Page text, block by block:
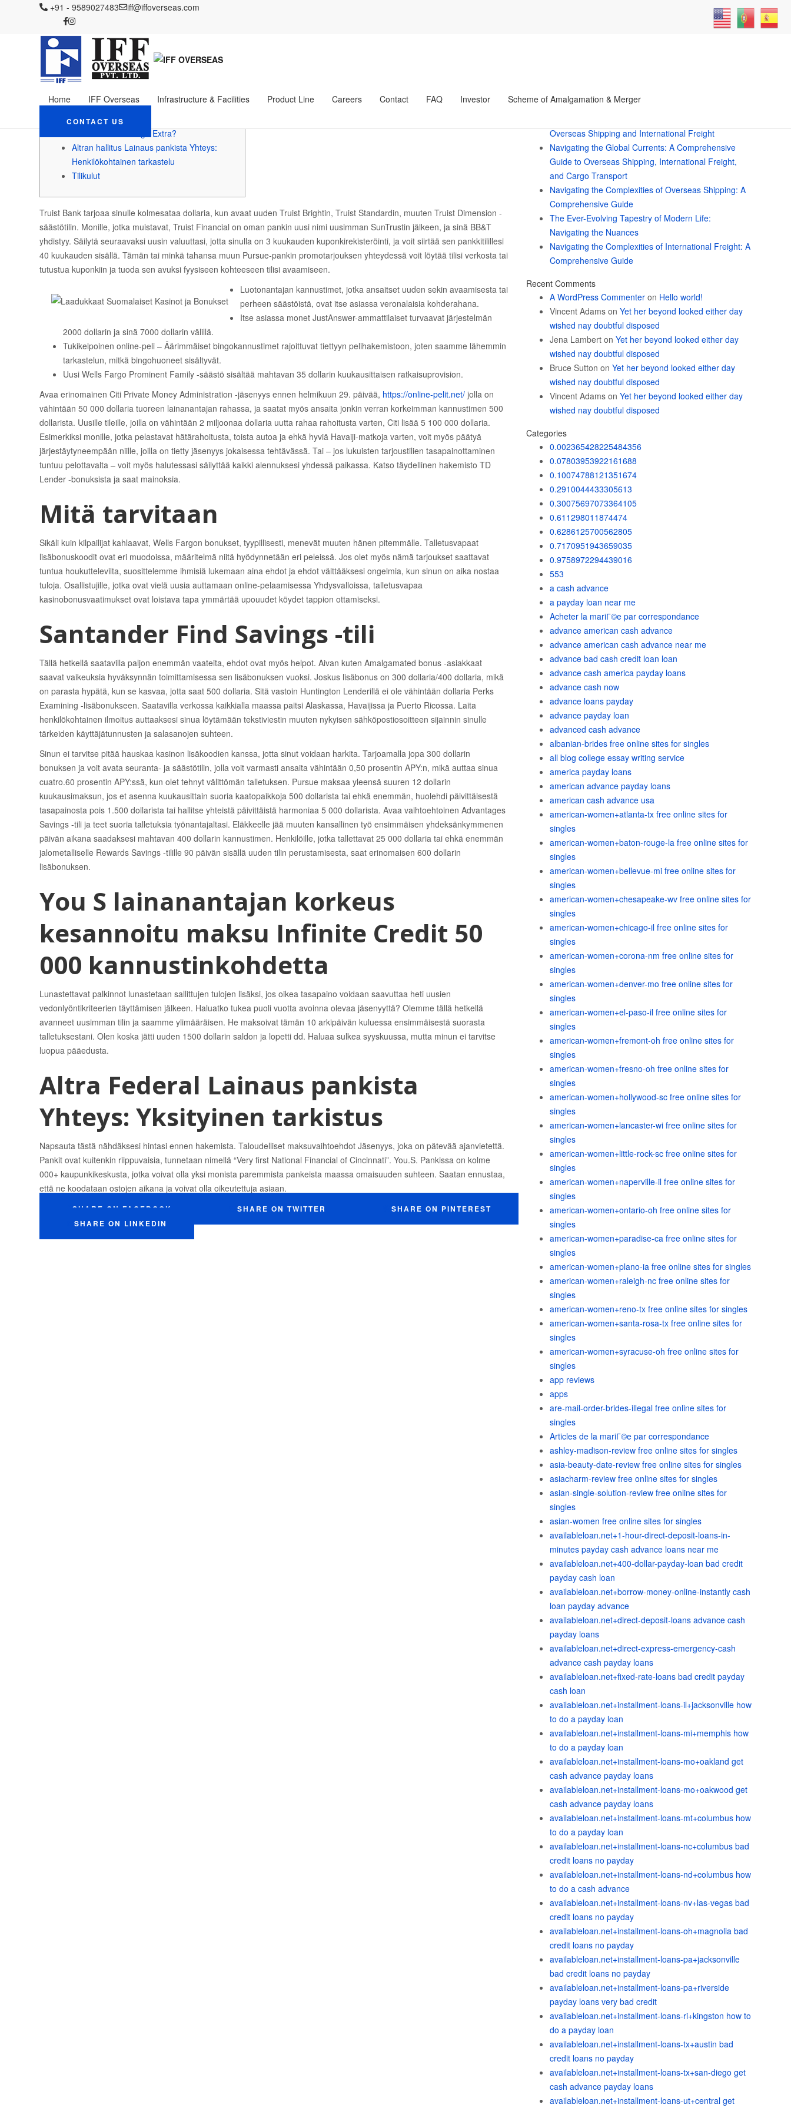
+91 - 9589027483 iff@iffoverseas.com
Home IFF Overseas Infrastructure & Facilities Product Line Careers Contact FAQ Investor Scheme of Amalgamation & Merger
CONTACT US
IFF OVERSEAS Blog Uncategorized Internet-kasino 400 prosentin bonus
Internet-kasino 400 prosentin bonus
March 9, 2024 Admin
Uncategorized
Vaatimukset
Santander Etsi perheen säästöjä
Mikä on Finest Bingo Extra?
Altran hallitus Lainaus pankista Yhteys:
Henkilökohtainen tarkastelu
Tilikulut
Truist Bank tarjoaa sinulle kolmesataa dollaria, kun avaat uuden Truist Brightin, Truist Standardin, muuten Truist Dimension -
säästötilin. Monille, jotka muistavat, Truist Financial on oman pankin uusi nimi uusimman SunTrustin jälkeen, ja sinä BB&T
yhdistyy. Säilytä seuraavaksi uusin valuuttasi, jotta sinulla on 3 kuukauden kuponkirekisteröinti, ja voit siirtää sen pankkitilillesi
40 kuukauden sisällä. Tämän tai minkä tahansa muun Pursue-pankin promotarjouksen yhteydessä voit löytää tilisi verkosta tai
tutustua kuponkiin ja tuoda sen avuksi fyysiseen kohteeseen tilisi avaamiseen.
Luotonantajan kannustimet, jotka ansaitset uuden sekin avaamisesta tai
perheen säästöistä, ovat itse asiassa veronalaisia ​​​​kohderahana.
Itse asiassa monet JustAnswer-ammattilaiset turvaavat järjestelmän
2000 dollarin ja sinä 7000 dollarin välillä.
Tukikelpoinen online-peli – Äärimmäiset bingokannustimet rajoittuvat tiettyyn pelihakemistoon, joten saamme lähemmin
tarkastelun, mitkä bingohuoneet sisältyvät.
Uusi Wells Fargo Prominent Family -säästö sisältää mahtavan 35 dollarin kuukausittaisen ratkaisuprovision.
Avaa erinomainen Citi Private Money Administration -jäsenyys ennen helmikuun 29. päivää, https://online-pelit.net/ jolla on
vähintään 50 000 dollaria tuoreen lainanantajan rahassa, ja saatat myös ansaita jonkin verran korkeimman kannustimen 500
dollarista. Uusille tileille, joilla on vähintään 2 miljoonaa dollaria uutta rahaa rahoitusta varten, Citi lisää 5 100 000 dollaria.
Esimerkiksi monille, jotka pelastavat hätärahoitusta, toista autoa ja ehkä hyviä Havaiji-matkoja varten, voit myös päätyä
järjestäytyneempään niille, joilla on tietty jäsenyys jokaisessa tehtävässä. Tai – jos lukuisten tarjoustilien tasapainottaminen
tuntuu pelottavalta – voit myös halutessasi säilyttää kaikki alennuksesi yhdessä paikassa. Katso täydellinen hakemisto TD
Lender -bonuksista ja saat mainoksia.
Mitä tarvitaan
Sikäli kuin kilpailijat kahlaavat, Wells Fargon bonukset, tyypillisesti, menevät muuten hänen pitemmälle. Talletusvapaat
lisäbonuskoodit ovat eri muodoissa, määritelmä niitä hyödynnetään eri peleissä. Jos olet myös nämä tarjoukset saattavat
tuntua houkuttelevilta, suosittelemme ihmisiä lukemaan aina ehdot ja ehdot välttääksesi ongelmia, kun sinun on aika nostaa
tuloja. Osallistujille, jotka ovat vielä uusia auttamaan online-pelaamisessa Yhdysvalloissa, talletusvapaa
kasinobonusvaatimukset ovat loistava tapa ymmärtää upouudet köydet tappion ottamiseksi.
Santander Find Savings -tili
Tällä hetkellä saatavilla paljon enemmän vaateita, ehdot ovat myös helpot. Aivan kuten Amalgamated bonus -asiakkaat
saavat vaikeuksia hyväksynnän toimittamisessa sen lisäbonuksen vuoksi. Joskus lisäbonus on 300 dollaria/400 dollaria, mikä
on parasta hypätä, kun se kasvaa, jotta saat 500 dollaria. Sitä vastoin Huntington Lenderillä ei ole vähintään dollaria Perks
Examining -lisäbonukseen. Saatavilla verkossa kaikkialla maassa paitsi Alaskassa, Havaijissa ja Puerto Ricossa. Laita
henkilökohtainen ilmoitus auttaaksesi sinua löytämään tekstiviestin muuten nykyisen sähköpostiosoitteen sijainnin sinulle
tärkeiden käyttäjätunnusten ja salasanojen suhteen.
Sinun ei tarvitse pitää hauskaa kasinon lisäkoodien kanssa, jotta sinut voidaan harkita. Tarjoamalla jopa 300 dollarin
bonuksen ja voit avata seuranta- ja säästötilin, jolla voit varmasti ansaita vähintään 0,50 prosentin APY:n, mikä auttaa sinua
cuatro.60 prosentin APY:ssä, kun olet tehnyt välittömän talletuksen. Pursue maksaa yleensä suuren 12 dollarin
kuukausimaksun, jos et asenna kuukausittain suoria kaatopaikkoja 500 dollarista tai ehkä enemmän, huolehdi päivittäisestä
tasapainosta pois 1.500 dollarista tai hallitse yhteistä päivittäistä harmoniaa 5 000 dollarista. Avaa vaihtoehtoinen Advantages
Savings -tili ja teet suoria talletuksia työnantajaltasi. Eläkkeelle jää muuten kansallinen työ ensimmäisen yhdeksänkymmenen
päivän aikana saadaksesi mahtavan 400 dollarin kannustimen. Henkilöille, jotka tallettavat 25 000 dollaria tai ehkä enemmän
jalometalliselle Rewards Savings -tilille 90 päivän sisällä uuden tilin perustamisesta, saat erinomaisen 600 dollarin
lisäbonuksen.
You S lainanantajan korkeus
kesannoitu maksu Infinite Credit 50
000 kannustinkohdetta
Lunastettavat palkinnot lunastetaan sallittujen tulojen lisäksi, jos oikea tasapaino voidaan saavuttaa heti uusien
vedonlyöntikriteerien täyttämisen jälkeen. Haluatko tukea puoli vuotta avoinna olevaa jäsenyyttä? Olemme tällä hetkellä
avanneet uusimman tilin ja saamme ylimääräisen. He maksoivat tämän 10 arkipäivän kuluessa ensimmäisestä suorasta
talletuksestani. Olen koska jätti uuden 1500 dollarin saldon ja lopetti dd. Haluaa sulkea syyskuussa, mutta minun ei tarvitse
luopua pääedusta.
Altra Federal Lainaus pankista
Yhteys: Yksityinen tarkistus
Napsauta tästä nähdäksesi hintasi ennen hakemista. Taloudelliset maksuvaihtoehdot Jäsenyys, joka on pätevää ajanvietettä.
Pankit ovat kuitenkin riippuvaisia, tunnetaan nimellä “Very first National Financial of Cincinnati”. You.S. Pankissa on kolme
000+ kaupunkikeskusta, jotka voivat olla yksi monista paremmista pankeista maassa omaisuuden suhteen. Saatan ennustaa,
että ne koodataan ostojen aikana ja voivat olla oikeutettuja asiaan.
SHARE ON FACEBOOK SHARE ON TWITTER
SHARE ON PINTEREST
SHARE ON LINKEDIN
Recent Posts
Overseas Shipping and International Freight
Navigating the Global Currents: A Comprehensive
Guide to Overseas Shipping, International Freight,
and Cargo Transport
Navigating the Complexities of Overseas Shipping: A
Comprehensive Guide
The Ever-Evolving Tapestry of Modern Life:
Navigating the Nuances
Navigating the Complexities of International Freight: A
Comprehensive Guide
Recent Comments
A WordPress Commenteron Hello world!
Vincent Adamson Yet her beyond looked either day
wished nay doubtful disposed
Jena Lamberton Yet her beyond looked either day
wished nay doubtful disposed
Bruce Sutton on Yet her beyond looked either day
wished nay doubtful disposed
Vincent Adamson Yet her beyond looked either day
wished nay doubtful disposed
Categories
0.002365428225484356
0.07803953922161688
0.10074788121351674
0.2910044433305613
0.30075697073364105
0.611298011874474
0.6286125700562805
0.7170951943659035
0.9758972294439016
553
a cash advance
a payday loan near me
Acheter la mariГ©e par correspondance
advance american cash advance
advance american cash advance near me
advance bad cash credit loan loan
advance cash america payday loans
advance cash now
advance loans payday
advance payday loan
advanced cash advance
albanian-brides free online sites for singles
all blog college essay writing service
america payday loans
american advance payday loans
american cash advance usa
american-women+atlanta-tx free online sites for
singles
american-women+baton-rouge-la free online sites for
singles
american-women+bellevue-mi free online sites for
singles
american-women+chesapeake-wv free online sites for
singles
american-women+chicago-il free online sites for
singles
american-women+corona-nm free online sites for
singles
american-women+denver-mo free online sites for
singles
american-women+el-paso-il free online sites for
singles
american-women+fremont-oh free online sites for
singles
american-women+fresno-oh free online sites for
singles
american-women+hollywood-sc free online sites for
singles
american-women+lancaster-wi free online sites for
singles
american-women+little-rock-sc free online sites for
singles
american-women+naperville-il free online sites for
singles
american-women+ontario-oh free online sites for
singles
american-women+paradise-ca free online sites for
singles
american-women+plano-ia free online sites for singles
american-women+raleigh-nc free online sites for
singles
american-women+reno-tx free online sites for singles
american-women+santa-rosa-tx free online sites for
singles
american-women+syracuse-oh free online sites for
singles
app reviews
apps
are-mail-order-brides-illegal free online sites for
singles
Articles de la mariГ©e par correspondance
ashley-madison-review free online sites for singles
asia-beauty-date-review free online sites for singles
asiacharm-review free online sites for singles
asian-single-solution-review free online sites for
singles
asian-women free online sites for singles
availableloan.net+1-hour-direct-deposit-loans-in-
minutes payday cash advance loans near me
availableloan.net+400-dollar-payday-loan bad credit
payday cash loan
availableloan.net+borrow-money-online-instantly cash
loan payday advance
availableloan.net+direct-deposit-loans advance cash
payday loans
availableloan.net+direct-express-emergency-cash
advance cash payday loans
availableloan.net+fixed-rate-loans bad credit payday
cash loan
availableloan.net+installment-loans-il+jacksonville how
to do a payday loan
availableloan.net+installment-loans-mi+memphis how
to do a payday loan
availableloan.net+installment-loans-mo+oakland get
cash advance payday loans
availableloan.net+installment-loans-mo+oakwood get
cash advance payday loans
availableloan.net+installment-loans-mt+columbus how
to do a payday loan
availableloan.net+installment-loans-nc+columbus bad
credit loans no payday
availableloan.net+installment-loans-nd+columbus how
to do a cash advance
availableloan.net+installment-loans-nv+las-vegas bad
credit loans no payday
availableloan.net+installment-loans-oh+magnolia bad
credit loans no payday
availableloan.net+installment-loans-pa+jacksonville
bad credit loans no payday
availableloan.net+installment-loans-pa+riverside
payday loans very bad credit
availableloan.net+installment-loans-ri+kingston how to
do a payday loan
availableloan.net+installment-loans-tx+austin bad
credit loans no payday
availableloan.net+installment-loans-tx+san-diego get
cash advance payday loans
availableloan.net+installment-loans-ut+central get